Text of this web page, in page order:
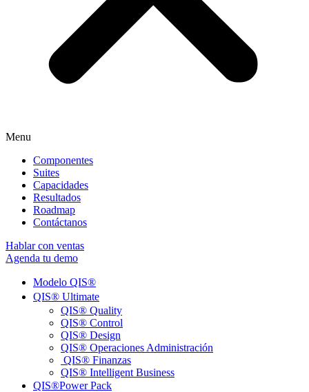
Menu
Componentes
Suites
Capacidades
Resultados
Roadmap
Contáctanos
Hablar con ventas
Agenda tu demo
Modelo QIS®ㅤ
QIS® Ultimateㅤ
QIS® Quality
QIS® Control
QIS® Design
QIS® Operaciones Administración
QIS® Finanzas
QIS® Intelligent Business
QIS®ㅤPower Pack